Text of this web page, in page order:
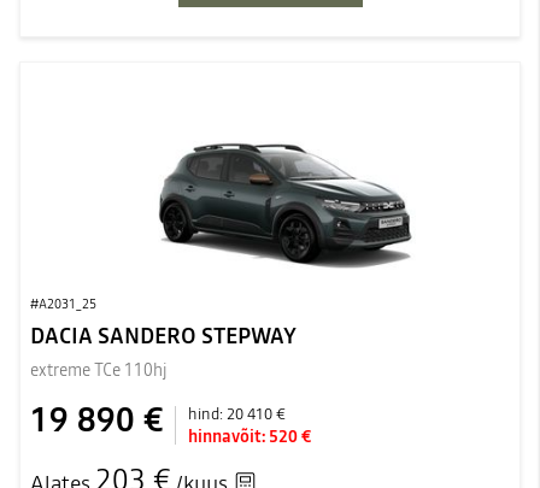
#A2031_25
DACIA SANDERO STEPWAY
extreme TCe 110hj
19 890 € hind:20 410 €
hinnavõit: 520 €